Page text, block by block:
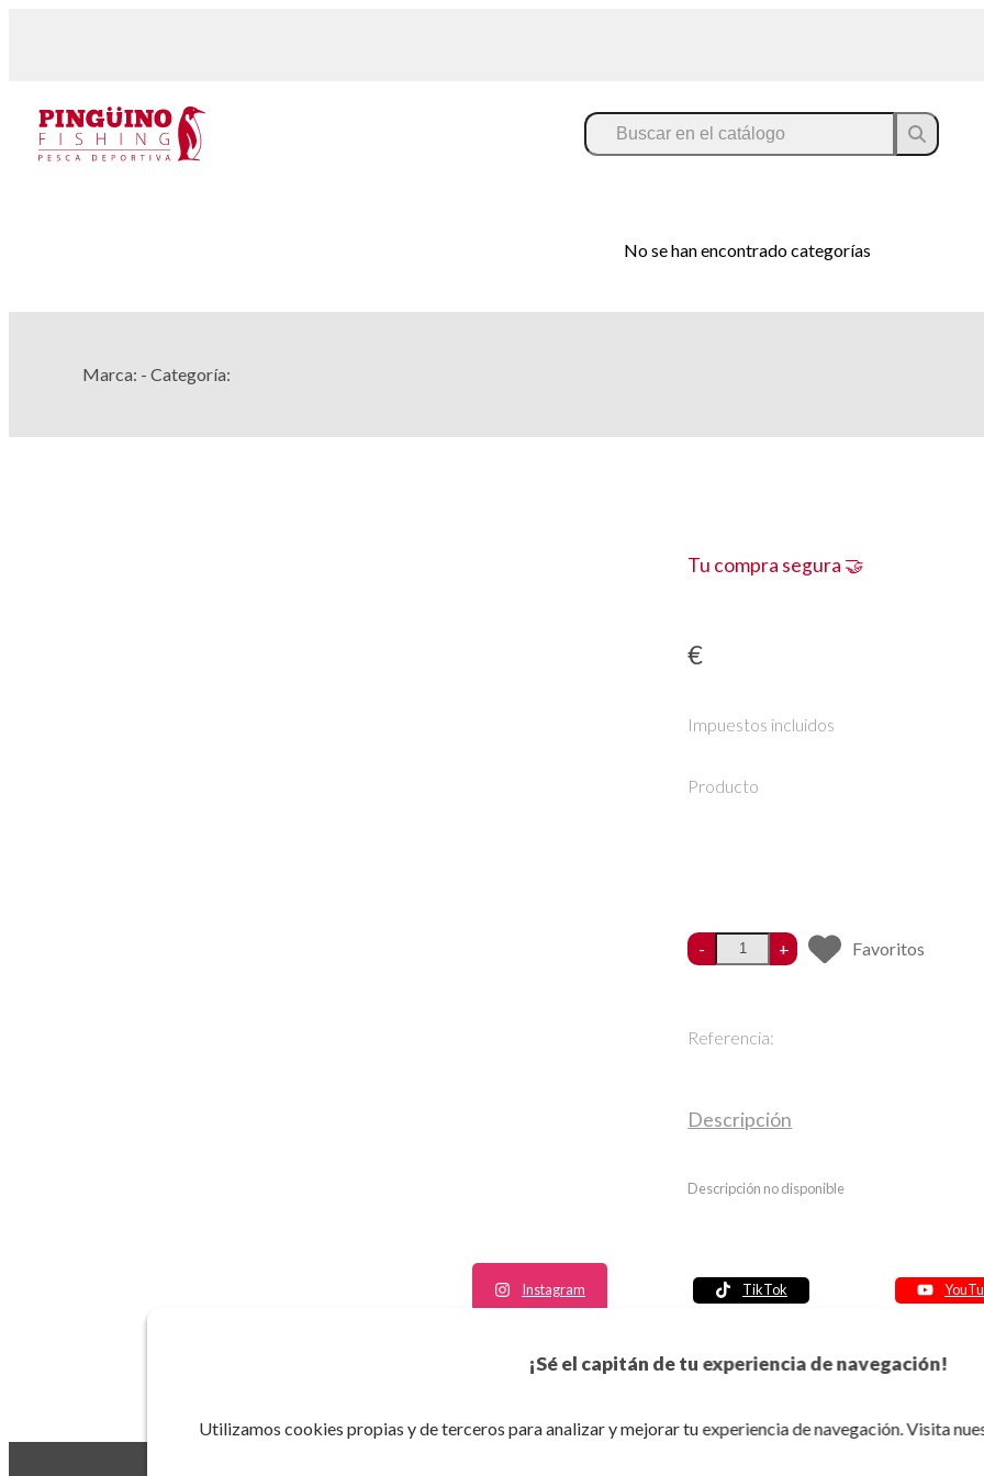
¡Sé el capitán de tu experiencia de navegación!
Utilizamos cookies propias y de terceros para analizar y mejorar tu experiencia de navegación. Visita
No se han encontrado categorías
Marca: - Categoría:
Tu compra segura 🤝
€
Impuestos incluidos
Producto
- + Favoritos
Referencia:
Descripción
Descripción no disponible
Instagram TikTok
Política de seguridad